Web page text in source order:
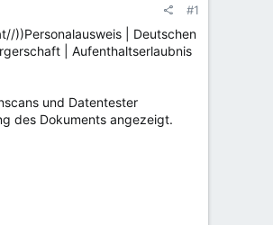
#1
))Personalausweis | Deutschen
| Aufenthaltserlaubnis
und Datentester
des Dokuments angezeigt.